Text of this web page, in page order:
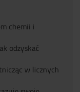
chemii i
odzyskać
w licznych